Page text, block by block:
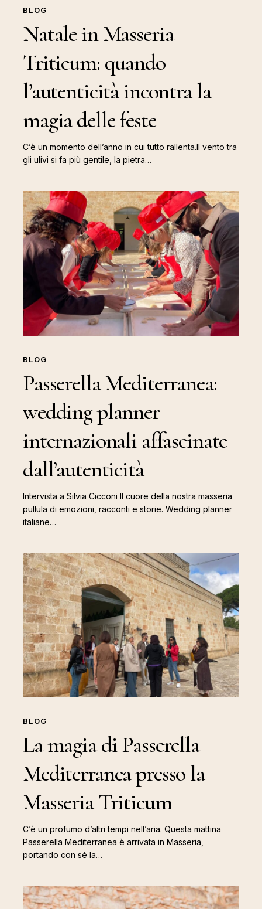
feste
BLOG
Natale in Masseria
Triticum: quando
l’autenticità incontra la
magia delle feste
C’è un momento dell’anno in cui tutto rallenta.Il vento tra
gli ulivi si fa più gentile, la pietra…
Passerella
Mediterranea:
wedding
planner
internazionali
affascinate
dall’autenticità
BLOG
Passerella Mediterranea:
wedding planner
internazionali affascinate
dall’autenticità
Intervista a Silvia Cicconi Il cuore della nostra masseria
pullula di emozioni, racconti e storie. Wedding planner
italiane…
La
magia
di
Passerella
Mediterranea
presso
la
Masseria
Triticum
BLOG
La magia di Passerella
Mediterranea presso la
Masseria Triticum
C’è un profumo d’altri tempi nell’aria. Questa mattina
Passerella Mediterranea è arrivata in Masseria,
portando con sé la…
“Passerella